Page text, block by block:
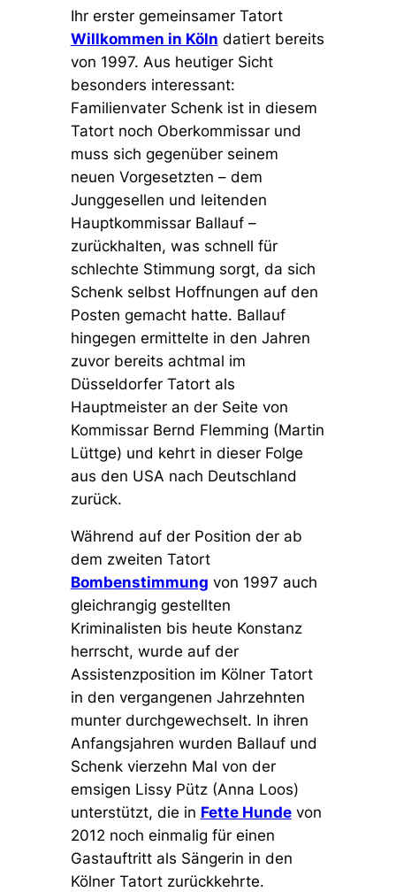
Ihr erster gemeinsamer Tatort
Willkommen in Köln datiert bereits
von 1997. Aus heutiger Sicht
besonders interessant:
Familienvater Schenk ist in diesem
Tatort noch Oberkommissar und
muss sich gegenüber seinem
neuen Vorgesetzten – dem
Junggesellen und leitenden
Hauptkommissar Ballauf –
zurückhalten, was schnell für
schlechte Stimmung sorgt, da sich
Schenk selbst Hoffnungen auf den
Posten gemacht hatte. Ballauf
hingegen ermittelte in den Jahren
zuvor bereits achtmal im
Düsseldorfer Tatort als
Hauptmeister an der Seite von
Kommissar Bernd Flemming (Martin
Lüttge) und kehrt in dieser Folge
aus den USA nach Deutschland
zurück.
Während auf der Position der ab
dem zweiten Tatort
Bombenstimmung von 1997 auch
gleichrangig gestellten
Kriminalisten bis heute Konstanz
herrscht, wurde auf der
Assistenzposition im Kölner Tatort
in den vergangenen Jahrzehnten
munter durchgewechselt. In ihren
Anfangsjahren wurden Ballauf und
Schenk vierzehn Mal von der
emsigen Lissy Pütz (Anna Loos)
unterstützt, die in Fette Hundevon
2012 noch einmalig für einen
Gastauftritt als Sängerin in den
Kölner Tatort zurückkehrte.